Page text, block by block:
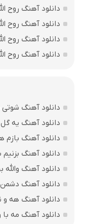
دانلود آهنگ روح
دانلود آهنگ روح
دانلود آهنگ روح
دانلود آهنگ روح
دانلود آهنگ
دانلود آهنگ یه
دانلود آهنگ بازم
دانلود آهنگ
دانلود آهنگ
دانلود آهنگ
دانلود آهنگ هه و
دانلود آهنگ مه